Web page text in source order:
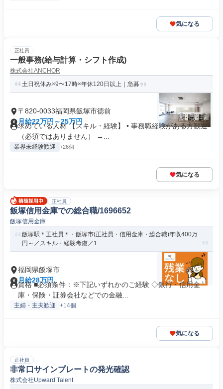
気になる
正社員
一般事務(給与計算・シフト作成)
株式会社ANCHOR
土日祝休み×9〜17時×年休120日以上｜急募
〒820-0033福岡県飯塚市徳前
月給22万円～25万円
求めている人材 【スキル・経験】 • 事務職経験がある方歓迎
（必須ではありません） →...
業界未経験歓迎 +26個
気になる
正社員
飯塚信用金庫での総合職/1696652
飯塚信用金庫
飯塚駅＊正社員＊・飯塚市(正社員・信用金庫・総合職)年収400万
円～／スキル・経験考慮／1...
福岡県飯塚市
月給28万円
資格 ■必須条件：※下記いずれかのご経験 ◇銀行・信用金
庫・保険・証券会社などでの金融...
主婦・主夫歓迎 +14個
気になる
正社員
非常口サインプレートの発光確認
株式会社Upward Talent